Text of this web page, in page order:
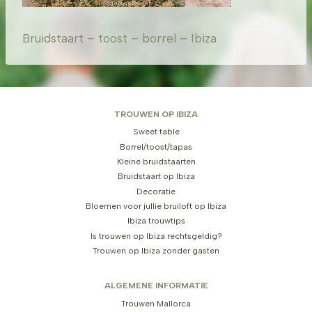
Bruidstaart – toost – borrel – Ibiza
TROUWEN OP IBIZA
Sweet table
Borrel/toost/tapas
Kleine bruidstaarten
Bruidstaart op Ibiza
Decoratie
Bloemen voor jullie bruiloft op Ibiza
Ibiza trouwtips
Is trouwen op Ibiza rechtsgeldig?
Trouwen op Ibiza zonder gasten
ALGEMENE INFORMATIE
Trouwen Mallorca